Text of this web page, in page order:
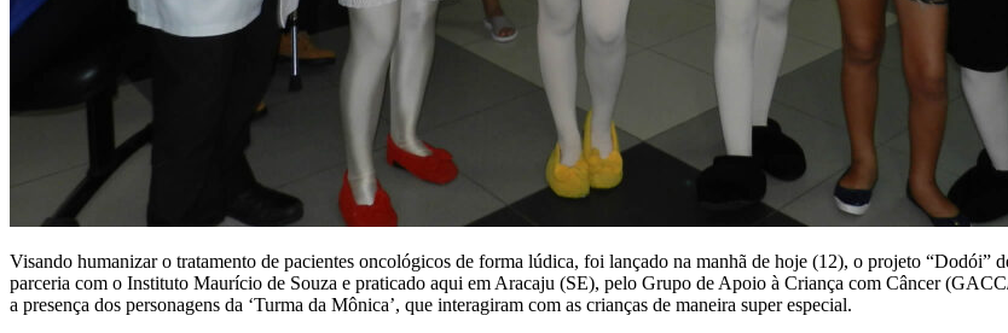
Visando humanizar o tratamento de pacientes oncológicos de forma lúdica, foi lançado na manhã de hoje (12), o projeto
parceria com o Instituto Maurício de Souza e praticado aqui em Aracaju (SE), pelo Grupo de Apoio à Criança com Câncer
a presença dos personagens da ‘Turma da Mônica’, que interagiram com as crianças de maneira super especial.